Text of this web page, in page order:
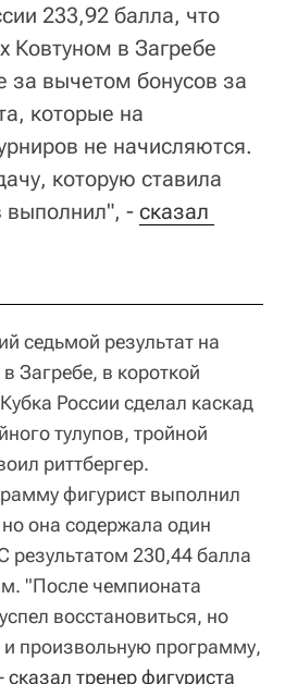
233,92 балла, что
Ковтуном в Загребе
за вычетом бонусов за
которые на
не начисляются.
которую ставила
- сказал
седьмой результат на
Загребе, в короткой
России сделал каскад
тулупов, тройной
риттбергер.
фигурист выполнил
она содержала один
результатом 230,44 балла
"После чемпионата
восстановиться, но
и произвольную программу,
сказал тренер фигуриста